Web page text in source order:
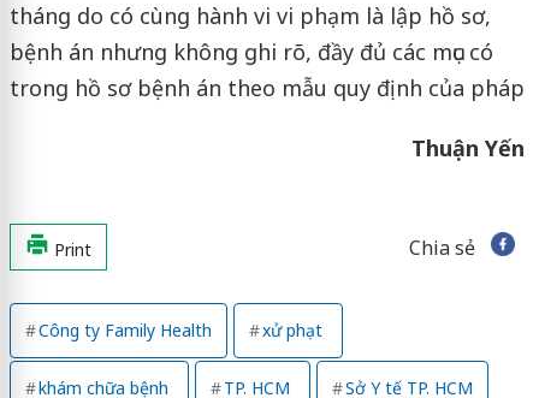
tháng do có cùng hành vi vi phạm là lập hồ sơ,
bệnh án nhưng không ghi rõ, đầy đủ các mục có
trong hồ sơ bệnh án theo mẫu quy định của pháp
Thuận Yến
Print Chia sẻ
Công ty Family Health xử phạt
khám chữa bệnh TP. HCM Sở Y tế TP. HCM